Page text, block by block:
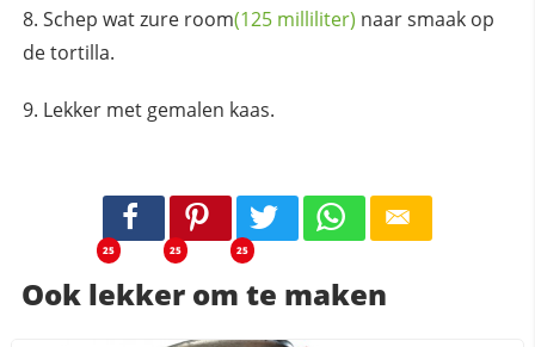
Schep wat zure room(125 milliliter) naar smaak op
de tortilla.
Lekker met gemalen kaas.
25 25 25
Ook lekker om te maken